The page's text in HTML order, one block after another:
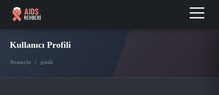
Kullanıcı Profili
Anasayfa / gssali